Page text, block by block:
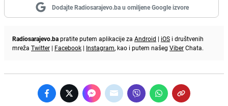
Dodajte Radiosarajevo.ba u omiljene Google izvore
Radiosarajevo.bapratite putem aplikacije za Android | iOS i društvenih
mreža Twitter | Facebook | Instagram, kao i putem našeg ViberChata.